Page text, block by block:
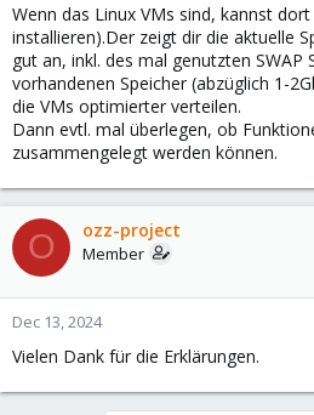
:Wenn das Linux VMs sind, kannst
installieren).Der zeigt dir die aktuelle
gut an, inkl. des mal genutzten SWAP
vorhandenen Speicher (abzüglich 1-
die VMs optimierter verteilen.
Dann evtl. mal überlegen, ob
zusammengelegt werden können.
O ozz-project
Member
Dec 13, 2024
Vielen Dank für die Erklärungen.